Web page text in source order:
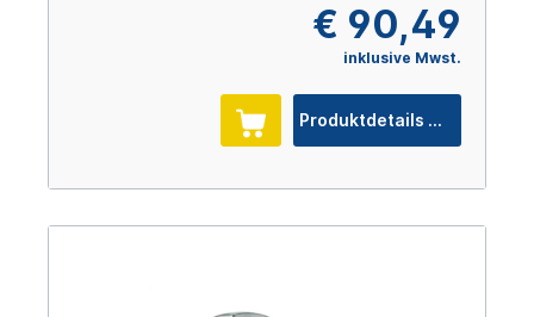
€ 90,49
inklusive Mwst.
Produktdetails